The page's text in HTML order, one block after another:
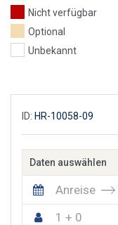
Nicht verfügbar
Optional
Unbekannt
ID: HR-10058-09
Daten auswählen
Anreise
1 + 0